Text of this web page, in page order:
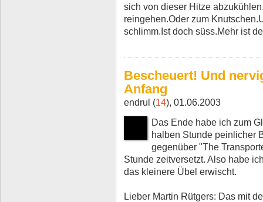
sich von dieser Hitze
reingehen.Oder zum
schlimm.Ist doch süss.Mehr ist
Bescheuert! Und
Anfang
endrul (14), 01.06.2003
Das Ende habe ich zum
halben Stunde peinlicher
gegenüber "The
Stunde zeitversetzt. Also habe
das kleinere Übel erwischt.
Lieber Martin Rütgers: Das mit